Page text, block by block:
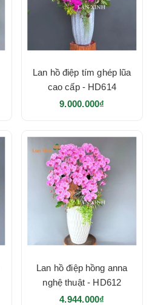
Lan hồ điệp tím ghép lũa
cao cấp - HD614
9.000.000₫
Lan hồ điệp hồng anna
nghệ thuật - HD612
4.944.000₫